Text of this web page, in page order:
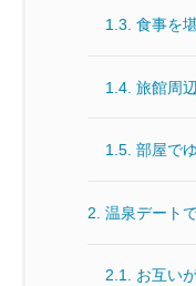
1.3.食事を
1.4.旅館周
1.5.部屋で
2.温泉デート
2.1. お互い